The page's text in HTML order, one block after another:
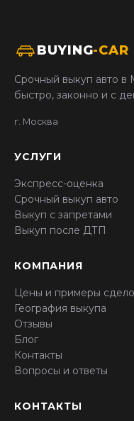
BUYING-CAR
Срочный выкуп авто
быстро, законно и с
г. Москва
УСЛУГИ
Экспресс-оценка
Срочный выкуп авто
Выкуп с запретами
Выкуп после ДТП
КОМПАНИЯ
Цены и примеры
География выкупа
Отзывы
Блог
Контакты
Вопросы и ответы
КОНТАКТЫ